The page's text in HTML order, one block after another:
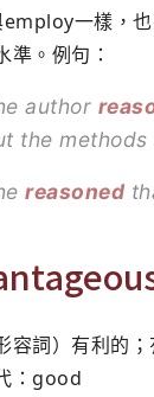
一樣，
準。例句：
author
the
reasoned
容詞）有利的
：good